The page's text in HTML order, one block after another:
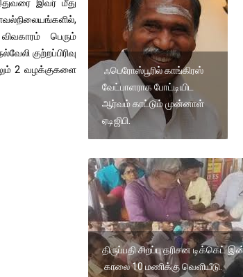
இவர் மீது
பெரும்
குற்றப்பிரிவு
2 வழக்குகளை
ஃபெரோஸ்பூரில் காங்கிரஸ்
வேட்பாளராக போட்டியிட
ஆர்வம் காட்டும் முன்னாள்
ஏடிஜிபி.
திருப்பதி சிறப்பு தரிசன டிக்கெட்
காலை 10 மணிக்கு வெளியீடு.